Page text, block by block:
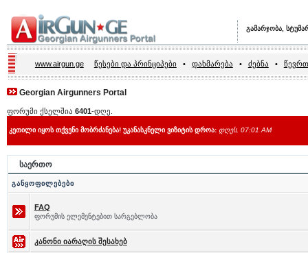
გამარჯობა,
www.airgun.ge წესები და პრინციპები • დახმარება • ძებნა •
Georgian Airgunners Portal
ფორუმი ქსელშია 6401-დღე.
კეთილი იყოს თქვენი მობრძანება! უკანასკნელი ვიზიტის დროა: დღეს, 07:01 AM
საერთო
განყოფილებები
FAQ
ფორუმის ელემენტებით სარგებლობა
კანონი იარაღის შესახებ